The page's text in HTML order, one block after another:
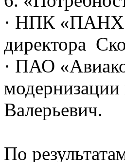
· НПК
директора
· ПАО
Валерьевич.
По